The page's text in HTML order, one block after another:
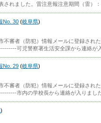
されました。雷注意報注意期間（雷）
No. 30 (岐阜県)
不審者（防犯）情報メールに登録され
可児警察署生活安全課から連絡が
No. 29 (岐阜県)
不審者（防犯）情報メールに登録され
市内の学校長から連絡が入りまし
)